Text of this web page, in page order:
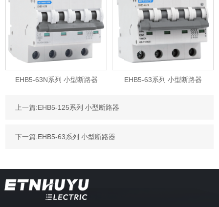
EHB5-63N系列 小型断路器 EHB5-63系列 小型断路器
上一篇:EHB5-125系列 小型断路器
下一篇:EHB5-63系列 小型断路器